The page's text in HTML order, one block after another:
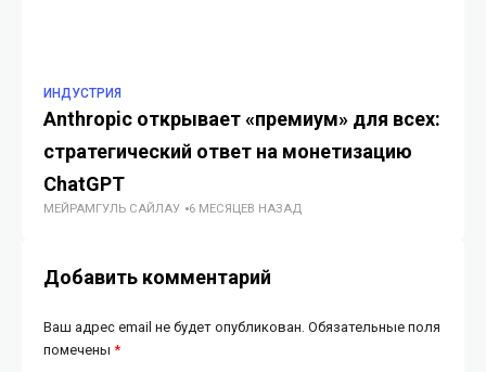
ИНДУСТРИЯ
Anthropic открывает «премиум» для всех:
стратегический ответ на монетизацию
ChatGPT
МЕЙРАМГУЛЬ САЙЛАУ 6 МЕСЯЦЕВ НАЗАД
Добавить комментарий
Ваш адрес email не будет опубликован. Обязательные поля
помечены *